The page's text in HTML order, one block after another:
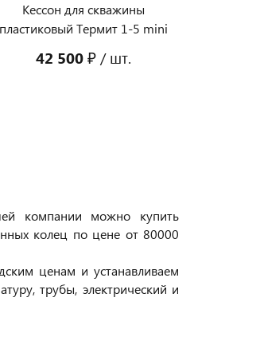
Кессон для скважины
пластиковый Термит 1-5 mini
42 500 ₽/ шт.
компании можно купить
колец по цене от 80000
ценам и устанавливаем
трубы, электрический и